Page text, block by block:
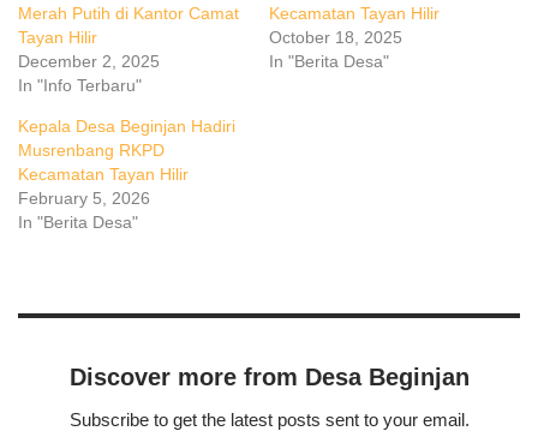
Merah Putih di Kantor Camat
Tayan Hilir
December 2, 2025
In "Info Terbaru"
Kecamatan Tayan Hilir
October 18, 2025
In "Berita Desa"
Kepala Desa Beginjan Hadiri
Musrenbang RKPD
Kecamatan Tayan Hilir
February 5, 2026
In "Berita Desa"
Discover more from Desa Beginjan
Subscribe to get the latest posts sent to your email.